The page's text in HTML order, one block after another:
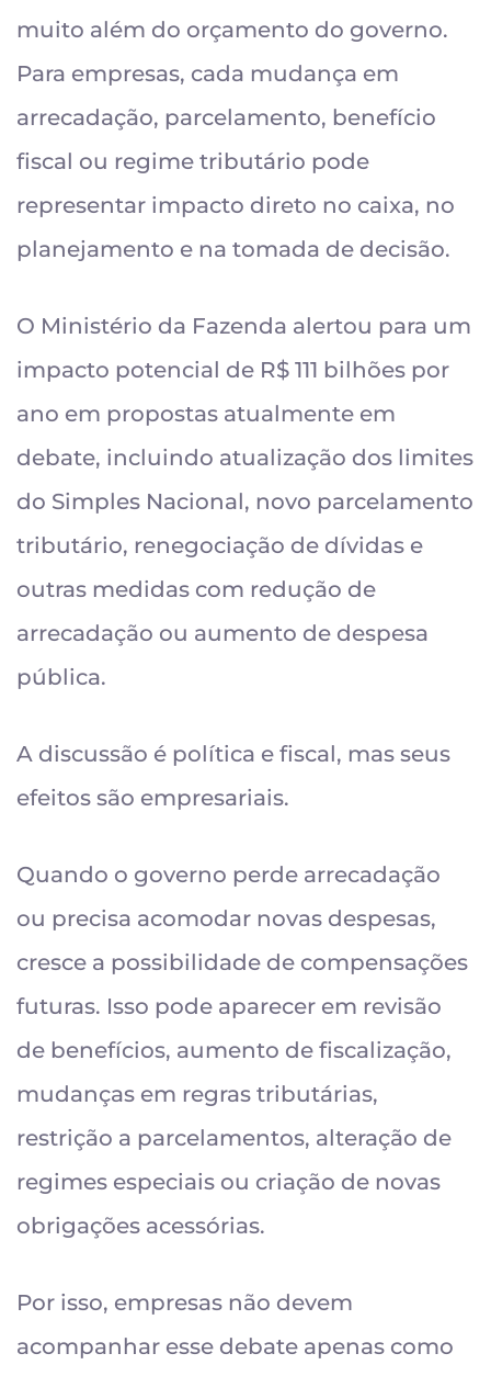
muito além do orçamento do governo.
Para empresas, cada mudança em
arrecadação, parcelamento, benefício
fiscal ou regime tributário pode
representar impacto direto no caixa, no
planejamento e na tomada de decisão.
O Ministério da Fazenda alertou para um
impacto potencial de R$ 111 bilhões por
ano em propostas atualmente em
debate, incluindo atualização dos limites
do Simples Nacional, novo parcelamento
tributário, renegociação de dívidas e
outras medidas com redução de
arrecadação ou aumento de despesa
pública.
A discussão é política e fiscal, mas seus
efeitos são empresariais.
Quando o governo perde arrecadação
ou precisa acomodar novas despesas,
cresce a possibilidade de compensações
futuras. Isso pode aparecer em revisão
de benefícios, aumento de fiscalização,
mudanças em regras tributárias,
restrição a parcelamentos, alteração de
regimes especiais ou criação de novas
obrigações acessórias.
Por isso, empresas não devem
acompanhar esse debate apenas como